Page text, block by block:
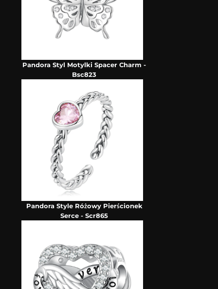
Pandora Styl Motylki Spacer Charm -
Bsc823
Pandora Style Różowy Pierścionek
Serce - Scr865